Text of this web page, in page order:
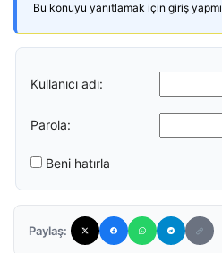
Bu konuyu yanıtlamak için giriş
Kullanıcı adı:
Parola:
Beni hatırla
Paylaş: